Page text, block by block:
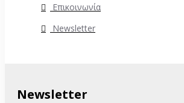
Επικοινωνία
Newsletter
Newsletter